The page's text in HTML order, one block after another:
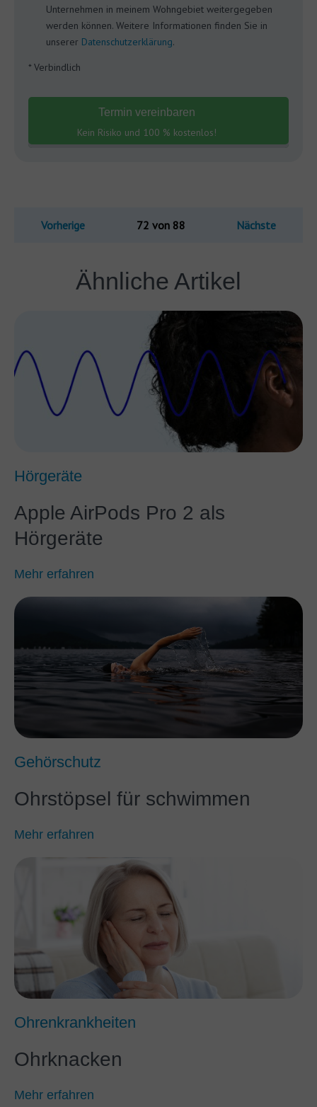
Unternehmen in meinem Wohngebiet weitergegeben
werden können. Weitere Informationen finden Sie in
unserer Datenschutzerklärung.
* Verbindlich
Termin vereinbaren
Kein Risiko und 100 % kostenlos!
Vorherige 72 von 88 Nächste
Ähnliche Artikel
Hörgeräte
Apple AirPods Pro 2 als
Hörgeräte
Mehr erfahren
Gehörschutz
Ohrstöpsel für schwimmen
Mehr erfahren
Ohrenkrankheiten
Ohrknacken
Mehr erfahren